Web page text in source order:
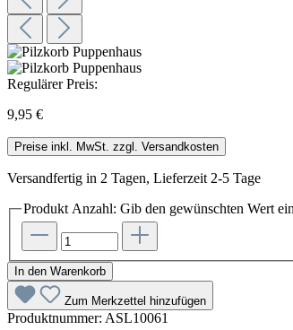
Regulärer Preis:
9,95 €
Preise inkl. MwSt. zzgl. Versandkosten
Versandfertig in 2 Tagen, Lieferzeit 2-5 Tage
Produkt Anzahl: Gib den gewünschten Wert
In den Warenkorb
Zum Merkzettel hinzufügen
Produktnummer: ASL10061